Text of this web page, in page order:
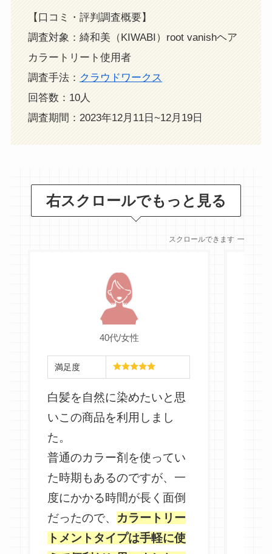
【口コミ・評判調査概要】
調査対象：綺和美（KIWABI）root vanishヘア
カラートリート使用者
調査手法： クラウドワークス
回答数：10人
調査期間：2023年12月11日~12月19日
右スクロールでもっと見る
スクロールできます
40代/女性
満足度
白髪を自然に染めたいと思
いこの商品を利用しまし
た。
普通のカラー剤を使ってい
た時期もあるのですが、一
度にかかる時間が長く面倒
だったので、 カラートリー
トメントタイプは手軽に使